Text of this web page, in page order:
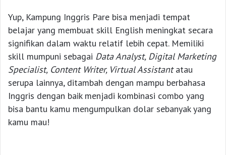
Yup, Kampung Inggris Pare bisa menjadi tempat
belajar yang membuat skill English meningkat secara
signifikan dalam waktu relatif lebih cepat. Memiliki
skill mumpuni sebagai Data Analyst, Digital Marketing
Specialist, Content Writer, Virtual Assistantatau
serupa lainnya, ditambah dengan mampu berbahasa
Inggris dengan baik menjadi kombinasi combo yang
bisa bantu kamu mengumpulkan dolar sebanyak yang
kamu mau!